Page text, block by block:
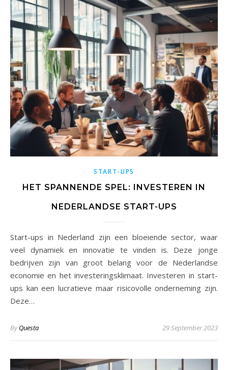
START-UPS
HET SPANNENDE SPEL: INVESTEREN IN
NEDERLANDSE START-UPS
Start-ups in Nederland zijn een bloeiende sector, waar
veel dynamiek en innovatie te vinden is. Deze jonge
bedrijven zijn van groot belang voor de Nederlandse
economie en het investeringsklimaat. Investeren in start-
ups kan een lucratieve maar risicovolle onderneming zijn.
Deze…
ByQuesta 29 September 2023